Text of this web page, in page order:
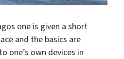
one is given a short
and the basics are
one’s own devices in